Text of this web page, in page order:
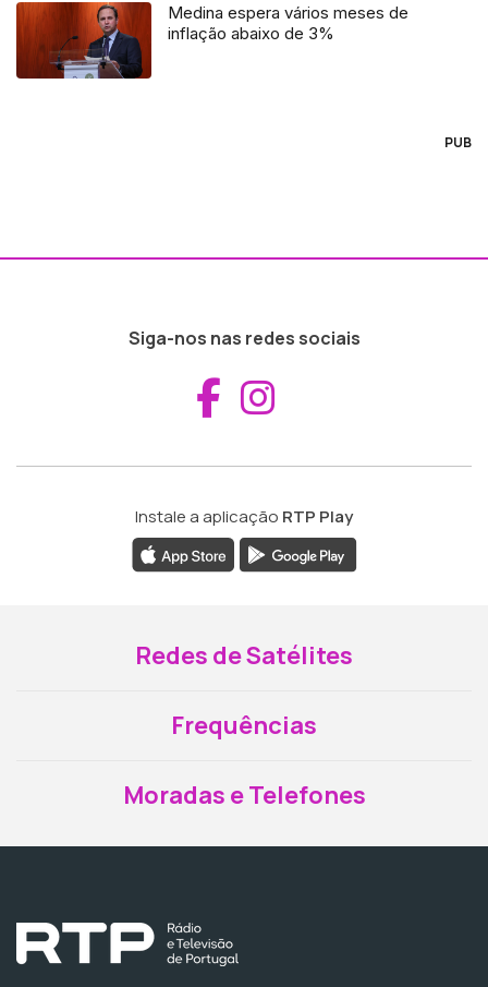
Medina espera vários meses de
inflação abaixo de 3%
PUB
Siga-nos nas redes sociais
Aceder ao
Instale a aplicação RTP Play
Redes de Satélites
Frequências
Moradas e Telefones